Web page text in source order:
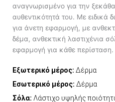
αναγνωρισμένο για την
αυθεντικότητά του. Με
για άνετη εφαρμογή, με
δέμα, ανθεκτική λαστιχένια
εφαρμογή για κάθε περίσταση.
Εξωτερικό μέρος: Δέρμα
Εσωτερικό μέρος: Δέρμα
Σόλα: Λάστιχο υψηλής